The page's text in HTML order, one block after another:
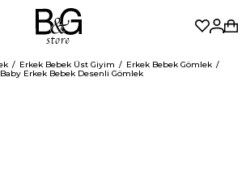
Erkek Bebek Üst Giyim
Erkek Bebek Gömlek
Baby Erkek Bebek Desenli Gömlek